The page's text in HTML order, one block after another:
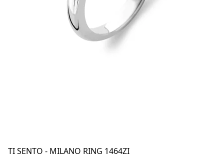
TI SENTO - MILANO RING 1464ZI